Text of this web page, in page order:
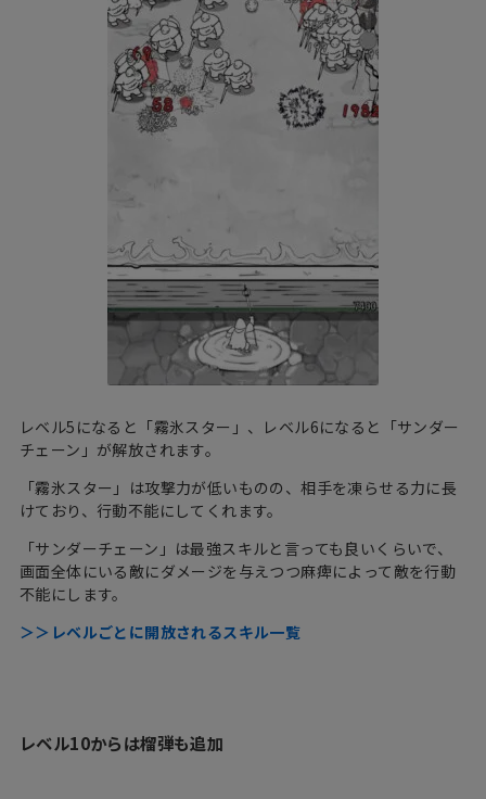
レベル5になると「霧氷スター」、レベル6になると「サンダー
チェーン」が解放されます。
「霧氷スター」は攻撃力が低いものの、相手を凍らせる力に長
けており、行動不能にしてくれます。
「サンダーチェーン」は最強スキルと言っても良いくらいで、
画面全体にいる敵にダメージを与えつつ麻痺によって敵を行動
不能にします。
＞＞レベルごとに開放されるスキル一覧
レベル10からは榴弾も追加